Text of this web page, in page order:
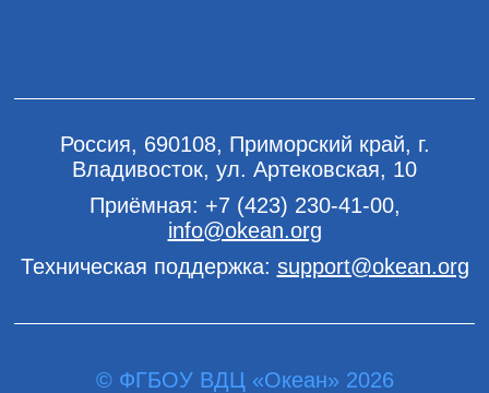
Россия, 690108, Приморский край, г.
Владивосток, ул. Артековская, 10
Приёмная: +7 (423) 230-41-00,
info@okean.org
Техническая поддержка: support@okean.org
© ФГБОУ ВДЦ «Океан» 2026